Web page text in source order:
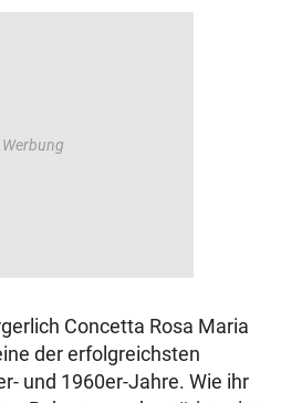
Concetta Rosa Maria
der erfolgreichsten
und 1960er-Jahre. Wie ihr